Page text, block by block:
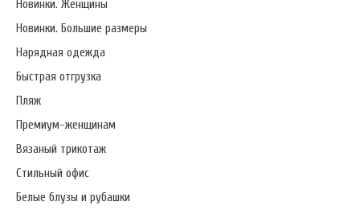
Новинки. Женщины
Новинки. Большие размеры
Нарядная одежда
Быстрая отгрузка
Пляж
Премиум-женщинам
Вязаный трикотаж
Стильный офис
Белые блузы и рубашки